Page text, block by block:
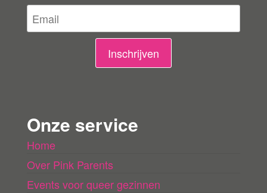
i
g
Inschrijven
Onze service
Home
Over Pink Parents
Events voor queer gezinnen